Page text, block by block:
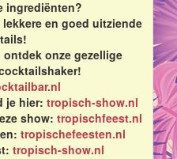
ingrediënten?
en goed uitziende
onze gezellige
je hier: tropisch-show.nl
show: tropischfeest.nl
tropischefeesten.nl
tropisch-show.nl